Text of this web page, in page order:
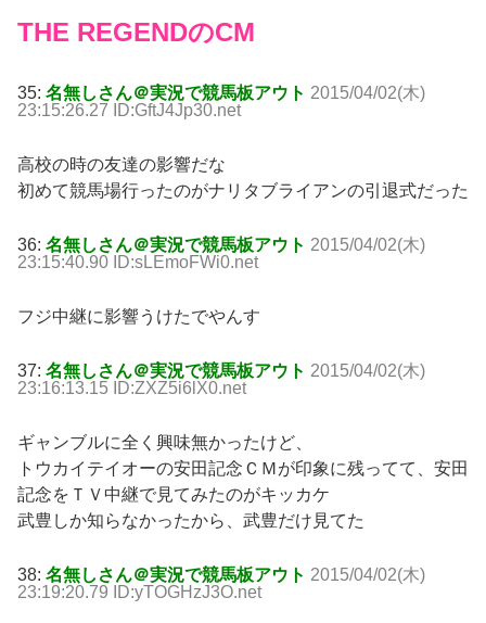
THE REGENDのCM
35: 名無しさん＠実況で競馬板アウト 2015/04/02(木)
23:15:26.27 ID:GftJ4Jp30.net
高校の時の友達の影響だな
初めて競馬場行ったのがナリタブライアンの引退式だった
36: 名無しさん＠実況で競馬板アウト 2015/04/02(木)
23:15:40.90 ID:sLEmoFWi0.net
フジ中継に影響うけたでやんす
37: 名無しさん＠実況で競馬板アウト 2015/04/02(木)
23:16:13.15 ID:ZXZ5i6lX0.net
ギャンブルに全く興味無かったけど、
トウカイテイオーの安田記念ＣＭが印象に残ってて、安田
記念をＴＶ中継で見てみたのがキッカケ
武豊しか知らなかったから、武豊だけ見てた
38: 名無しさん＠実況で競馬板アウト 2015/04/02(木)
23:19:20.79 ID:yTOGHzJ3O.net